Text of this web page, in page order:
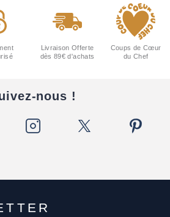
Livraison Offerte
dès 89€ d'achats
Coups de Cœur
du Chef
nous !